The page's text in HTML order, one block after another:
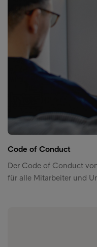
Code of Conduct
Der Code of Conduct
für alle Mitarbeiter und